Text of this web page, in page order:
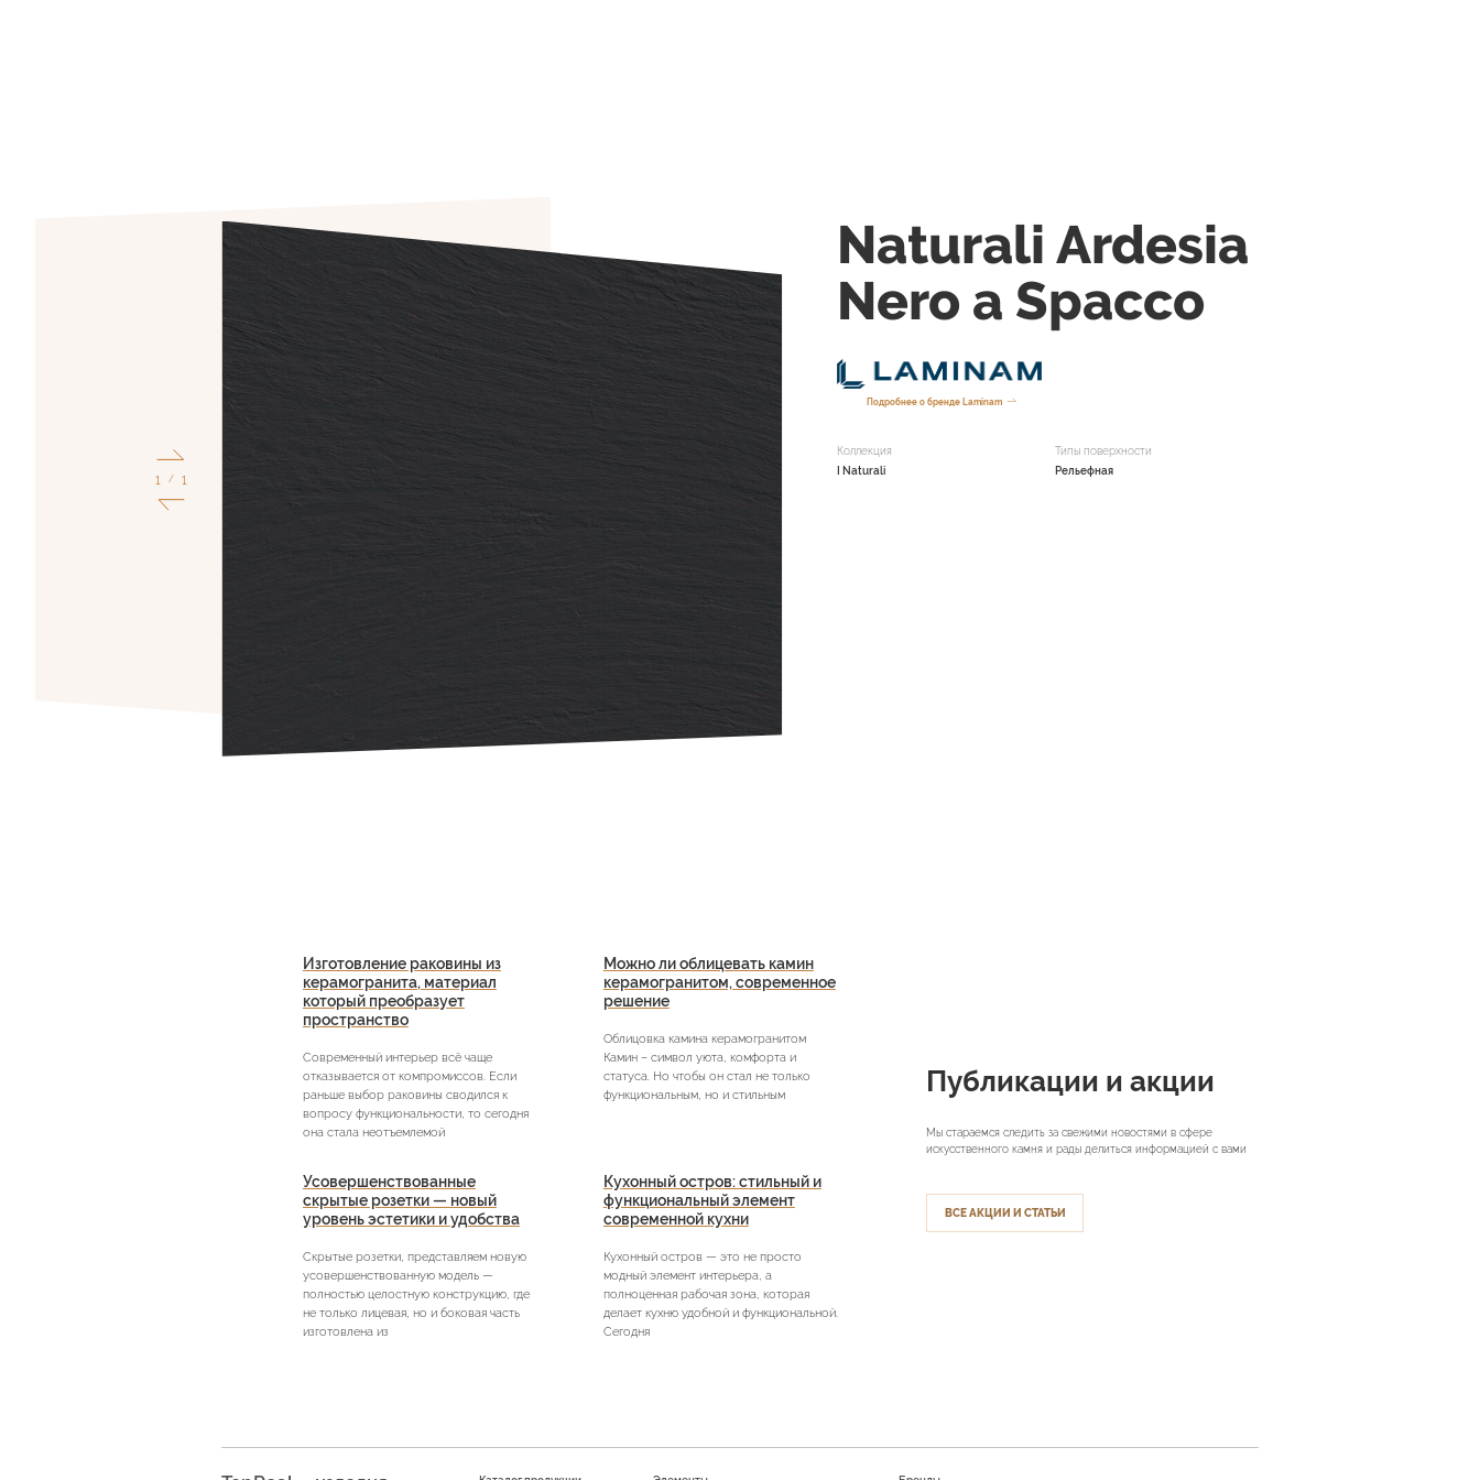
1 / 1
Naturali Ardesia
Nero a Spacco
Подробнее о бренде Laminam
Коллекция
I Naturali
Типы поверхности
Рельефная
Публикации и акции
Мы стараемся следить за свежими новостями в сфере
искусственного камня и рады делиться информацией с вами
ВСЕ АКЦИИ И СТАТЬИ
Изготовление раковины из
керамогранита, материал
который преобразует
пространство
Современный интерьер всё чаще
отказывается от компромиссов. Если
раньше выбор раковины сводился к
вопросу функциональности, то сегодня
она стала неотъемлемой
Можно ли облицевать камин
керамогранитом, современное
решение
Облицовка камина керамогранитом
Камин – символ уюта, комфорта и
статуса. Но чтобы он стал не только
функциональным, но и стильным
Усовершенствованные
скрытые розетки — новый
уровень эстетики и удобства
Скрытые розетки, представляем новую
усовершенствованную модель —
полностью целостную конструкцию, где
не только лицевая, но и боковая часть
изготовлена из
Кухонный остров: стильный и
функциональный элемент
современной кухни
Кухонный остров — это не просто
модный элемент интерьера, а
полноценная рабочая зона, которая
делает кухню удобной и функциональной.
Сегодня